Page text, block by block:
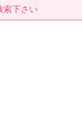
索下さい